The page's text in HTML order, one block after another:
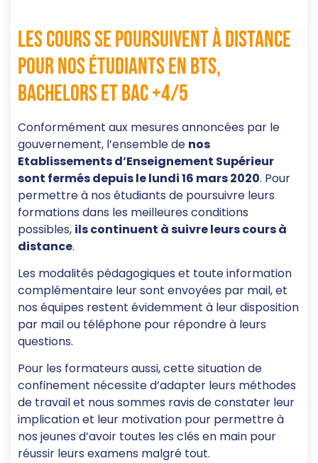
Les cours se poursuivent à distance
pour nos étudiants en BTS,
bachelors et bac +4/5
Conformément aux mesures annoncées par le
gouvernement, l’ensemble de nos
Etablissements d’Enseignement Supérieur
sont fermés depuis le lundi 16 mars 2020. Pour
permettre à nos étudiants de poursuivre leurs
formations dans les meilleures conditions
possibles, ils continuent à suivre leurs cours à
distance.
Les modalités pédagogiques et toute information
complémentaire leur sont envoyées par mail, et
nos équipes restent évidemment à leur disposition
par mail ou téléphone pour répondre à leurs
questions.
Pour les formateurs aussi, cette situation de
confinement nécessite d’adapter leurs méthodes
de travail et nous sommes ravis de constater leur
implication et leur motivation pour permettre à
nos jeunes d’avoir toutes les clés en main pour
réussir leurs examens malgré tout.